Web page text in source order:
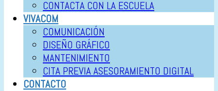
CONTACTA CON LA ESCUELA
VIVACOM
COMUNICACIÓN
DISEÑO GRÁFICO
MANTENIMIENTO
CITA PREVIA ASESORAMIENTO DIGITAL
CONTACTO